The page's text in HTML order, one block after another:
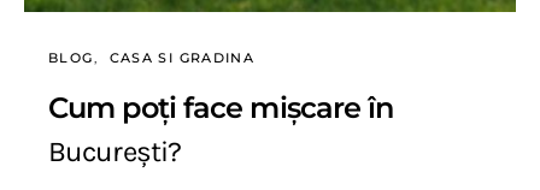
BLOG CASA SI GRADINA
Cum poți face mișcare în
București?